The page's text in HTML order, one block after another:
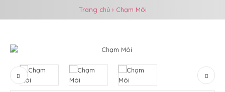
Trang chủ Chạm Môi